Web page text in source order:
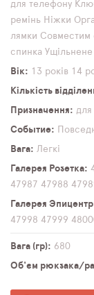
для телефону
ремінь Ніжки
лямки Совместим
спинка
Вік
13 років 14
Кількість
Призначення
Событие
Вага
Легкі
Галерея Розетка
47987 47988
Галерея Эпицентр
47998 47999
Вага (гр)
680
Об'єм рюкзака/